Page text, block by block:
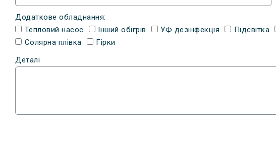
Додаткове обладнання:
Тепловий насос
Інший обігрів УФ дезінфекція Підсвітка
Солярна плівка
Гірки
Деталі